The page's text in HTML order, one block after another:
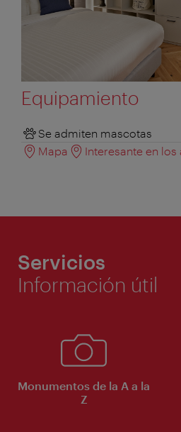
Equipamiento
Se admiten mascotas
Mapa
Interesante en
Servicios
Información útil
Monumentos de la A a la
Z